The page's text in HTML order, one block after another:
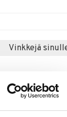
Vinkkejä